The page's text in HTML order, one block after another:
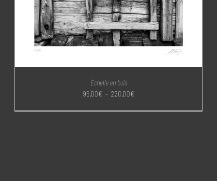
Échelle en bois
95,00€ – 220,00€
prix :